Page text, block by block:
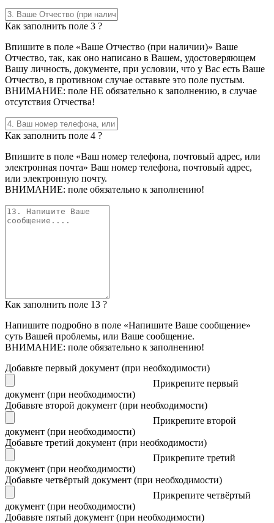
Как заполнить поле 3 ?
Впишите в поле «Ваше Отчество (при наличии)» Ваше
Отчество, так, как оно написано в Вашем, удостоверяющем
Вашу личность, документе, при условии, что у Вас есть Ваше
Отчество, в противном случае оставьте это поле пустым.
ВНИМАНИЕ: поле НЕ обязательно к заполнению, в случае
отсутствия Отчества!
Как заполнить поле 4 ?
Впишите в поле «Ваш номер телефона, почтовый адрес, или
электронная почта» Ваш номер телефона, почтовый адрес,
или электронную почту.
ВНИМАНИЕ: поле обязательно к заполнению!
Как заполнить поле 13 ?
Напишите подробно в поле «Напишите Ваше сообщение»
суть Вашей проблемы, или Ваше сообщение.
ВНИМАНИЕ: поле обязательно к заполнению!
Добавьте первый документ (при необходимости)
Прикрепите первый
документ (при необходимости)
Добавьте второй документ (при необходимости)
Прикрепите второй
документ (при необходимости)
Добавьте третий документ (при необходимости)
Прикрепите третий
документ (при необходимости)
Добавьте четвёртый документ (при необходимости)
Прикрепите четвёртый
документ (при необходимости)
Добавьте пятый документ (при необходимости)